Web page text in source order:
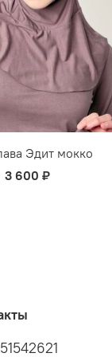
Эдит мокко
3 600 ₽